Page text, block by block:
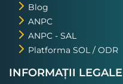
Blog
ANPC
ANPC - SAL
Platforma SOL / ODR
INFORMAȚII LEGALE